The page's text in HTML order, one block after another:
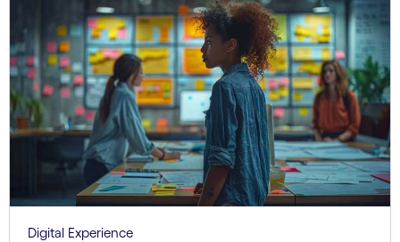
Digital Experience